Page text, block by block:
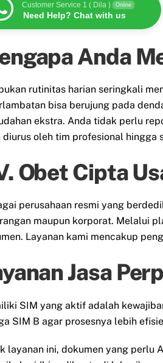
Customer Service 1 ( Dila ) Online
Need Help? Chat with us
Anda
rutinitas harian seringkali
bisa berujung pada
ekstra. Anda tidak perlu
diurus oleh tim profesional hingga
Obet Cipta
perusahaan resmi yang
maupun korporat. Melalui
Layanan kami mencakup
Jasa
SIM yang aktif adalah
SIM B agar prosesnya lebih
layanan ini, dokumen yang perlu